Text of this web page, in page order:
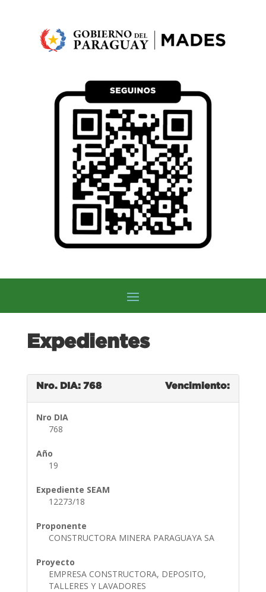
Expedientes
Nro. DIA: 768 Vencimiento:
Nro DIA
768
Año
19
Expediente SEAM
12273/18
Proponente
CONSTRUCTORA MINERA PARAGUAYA SA
Proyecto
EMPRESA CONSTRUCTORA, DEPOSITO,
TALLERES Y LAVADORES